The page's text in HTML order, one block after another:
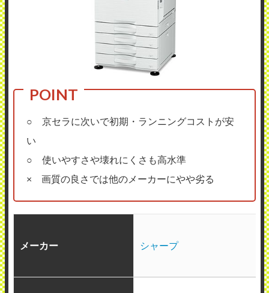
○ 京セラに次いで初期・ランニングコストが安
い
○ 使いやすさや壊れにくさも高水準
× 画質の良さでは他のメーカーにやや劣る
メーカー シャープ